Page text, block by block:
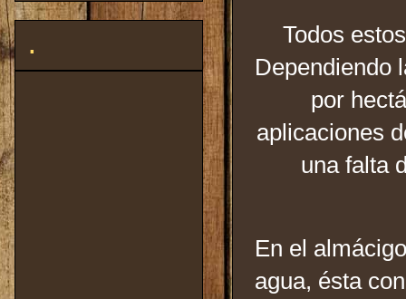
Todos
Dependiendo
por
aplicaciones
una falta
En el
agua, ésta
.